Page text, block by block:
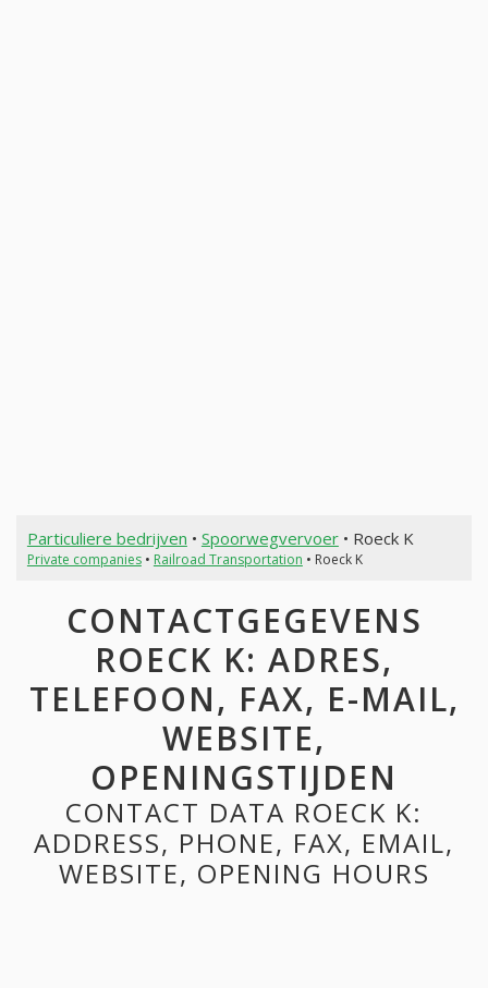
Particuliere bedrijven • Spoorwegvervoer• Roeck K
Private companies• Railroad Transportation • Roeck K
CONTACTGEGEVENS
ROECK K: ADRES,
TELEFOON, FAX, E-MAIL,
WEBSITE,
OPENINGSTIJDEN
CONTACT DATA ROECK K:
ADDRESS, PHONE, FAX, EMAIL,
WEBSITE, OPENING HOURS